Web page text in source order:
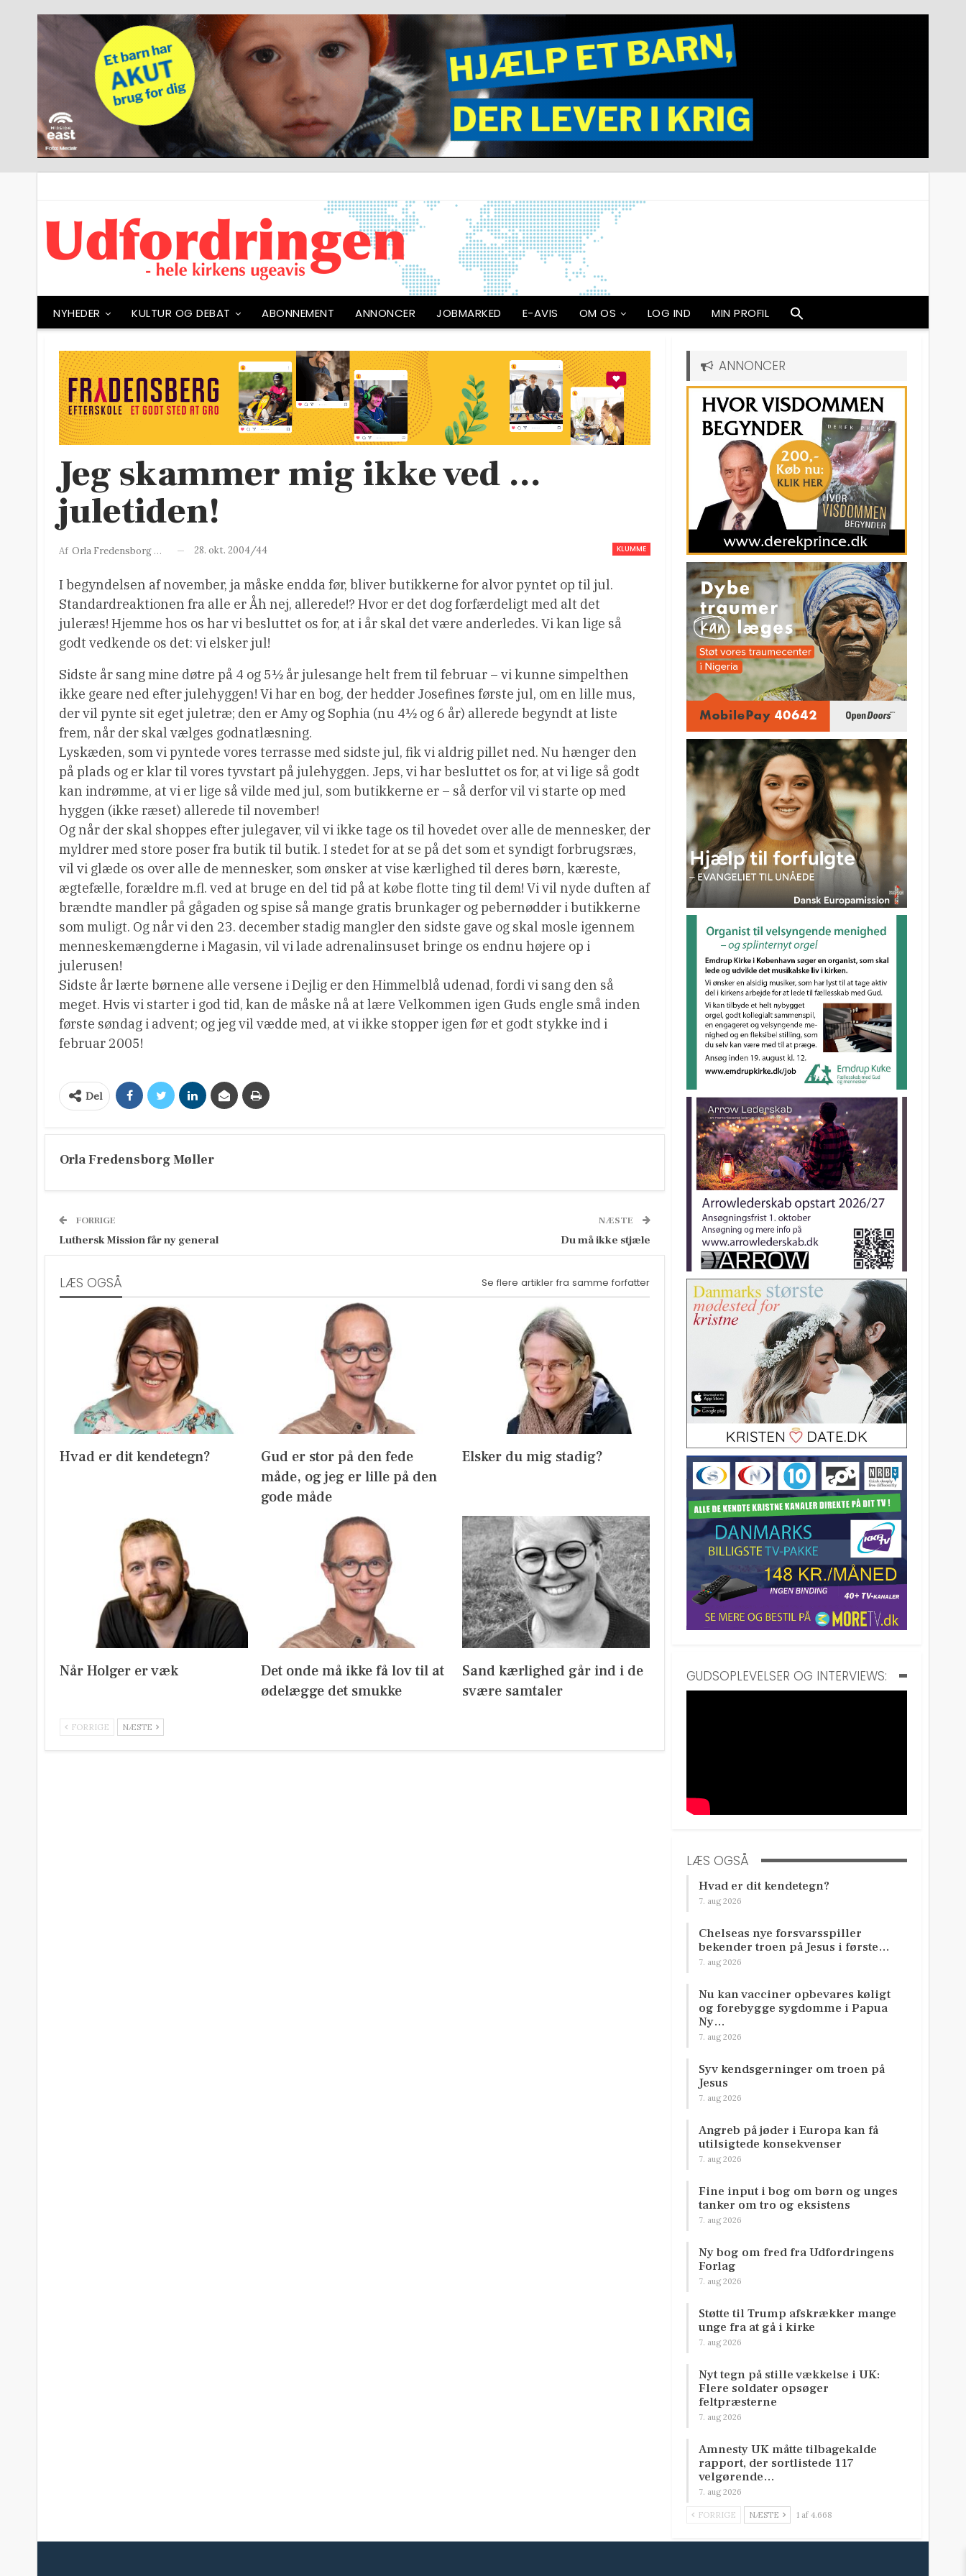
NYHEDER KULTUR OG DEBAT ABONNEMENT ANNONCER JOBMARKED E-AVIS OM OS LOG IND MIN PROFIL
Jeg skammer mig ikke ved …
juletiden!
KLUMME
Af Orla Fredensborg Møller 28. okt. 2004/44
I begyndelsen af november, ja måske endda før, bliver butikkerne for alvor pyntet op til jul.
Standardreaktionen fra alle er Åh nej, allerede!? Hvor er det dog forfærdeligt med alt det
juleræs! Hjemme hos os har vi besluttet os for, at i år skal det være anderledes. Vi kan lige så
godt vedkende os det: vi elsker jul!
Sidste år sang mine døtre på 4 og 5½ år julesange helt frem til februar – vi kunne simpelthen
ikke geare ned efter julehyggen! Vi har en bog, der hedder Josefines første jul, om en lille mus,
der vil pynte sit eget juletræ; den er Amy og Sophia (nu 4½ og 6 år) allerede begyndt at liste
frem, når der skal vælges godnatlæsning.
Lyskæden, som vi pyntede vores terrasse med sidste jul, fik vi aldrig pillet ned. Nu hænger den
på plads og er klar til vores tyvstart på julehyggen. Jeps, vi har besluttet os for, at vi lige så godt
kan indrømme, at vi er lige så vilde med jul, som butikkerne er – så derfor vil vi starte op med
hyggen (ikke ræset) allerede til november!
Og når der skal shoppes efter julegaver, vil vi ikke tage os til hovedet over alle de mennesker, der
myldrer med store poser fra butik til butik. I stedet for at se på det som et syndigt forbrugsræs,
vil vi glæde os over alle de mennesker, som ønsker at vise kærlighed til deres børn, kæreste,
ægtefælle, forældre m.fl. ved at bruge en del tid på at købe flotte ting til dem! Vi vil nyde duften af
brændte mandler på gågaden og spise så mange gratis brunkager og pebernødder i butikkerne
som muligt. Og når vi den 23. december stadig mangler den sidste gave og skal mosle igennem
menneskemængderne i Magasin, vil vi lade adrenalinsuset bringe os endnu højere op i
julerusen!
Sidste år lærte børnene alle versene i Dejlig er den Himmelblå udenad, fordi vi sang den så
meget. Hvis vi starter i god tid, kan de måske nå at lære Velkommen igen Guds engle små inden
første søndag i advent; og jeg vil vædde med, at vi ikke stopper igen før et godt stykke ind i
februar 2005!
Del
Orla Fredensborg Møller
FORRIGE
Luthersk Mission får ny general
NÆSTE
Du må ikke stjæle
LÆS OGSÅ Se flere artikler fra samme forfatter
Hvad er dit kendetegn?
Gud er stor på den fede
måde, og jeg er lille på den
gode måde
Elsker du mig stadig?
Når Holger er væk
Det onde må ikke få lov til at
ødelægge det smukke
Sand kærlighed går ind i de
svære samtaler
FORRIGE NÆSTE
ANNONCER
GUDSOPLEVELSER OG INTERVIEWS:
LÆS OGSÅ
Hvad er dit kendetegn?
7. aug 2026
Chelseas nye forsvarsspiller
bekender troen på Jesus i første…
7. aug 2026
Nu kan vacciner opbevares køligt
og forebygge sygdomme i Papua
Ny…
7. aug 2026
Syv kendsgerninger om troen på
Jesus
7. aug 2026
Angreb på jøder i Europa kan få
utilsigtede konsekvenser
7. aug 2026
Fine input i bog om børn og unges
tanker om tro og eksistens
7. aug 2026
Ny bog om fred fra Udfordringens
Forlag
7. aug 2026
Støtte til Trump afskrækker mange
unge fra at gå i kirke
7. aug 2026
Nyt tegn på stille vækkelse i UK:
Flere soldater opsøger
feltpræsterne
7. aug 2026
Amnesty UK måtte tilbagekalde
rapport, der sortlistede 117
velgørende…
7. aug 2026
FORRIGE NÆSTE 1 af 4.668